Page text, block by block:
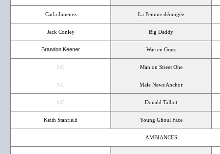
Carla Jimenez La Femme dérangée
Jack Conley Big Daddy
Brandon Keener Warren Grass
NC Man on Street One
NC Male News Anchor
NC Donald Talbot
Keith Stanfield Young Ghoul Face
AMBIANCES